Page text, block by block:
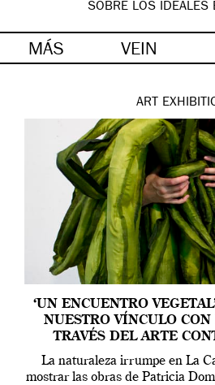
SOBRE LOS IDEALES
MÁS VEIN
ART
‘UN ENCUENTRO
NUESTRO VÍNCULO CON
TRAVÉS DEL ARTE
La naturaleza irrumpe en La
mostrar las obras de Patricia